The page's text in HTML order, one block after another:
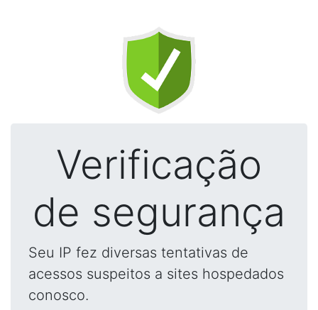
Verificação
de segurança
Seu IP fez diversas tentativas de
acessos suspeitos a sites hospedados
conosco.